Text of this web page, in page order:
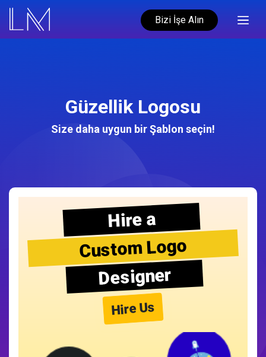
Bizi İşe Alın
Güzellik Logosu
Size daha uygun bir Şablon seçin!
Hire a
Custom Logo
Designer
Hire Us